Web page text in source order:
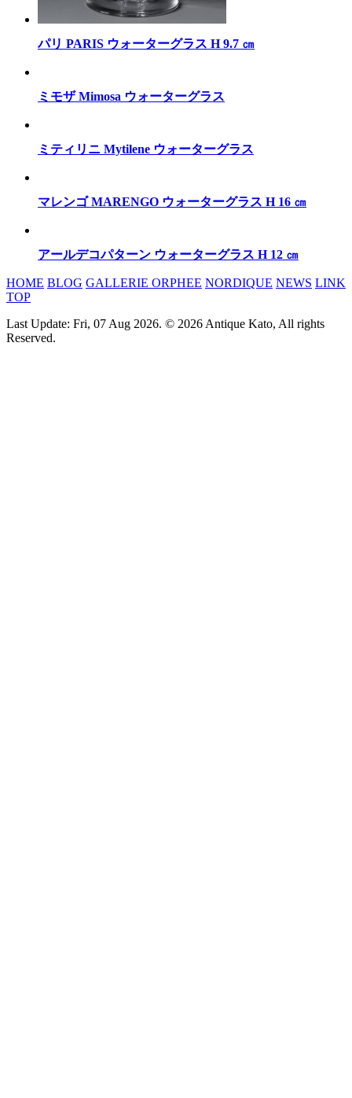
パリ PARIS ウォーターグラス H 9.7 ㎝
ミモザ Mimosa ウォーターグラス
ミティリニ Mytilene ウォーターグラス
マレンゴ MARENGO ウォーターグラス H 16 ㎝
アールデコパターン ウォーターグラス H 12 ㎝
HOME BLOG GALLERIE ORPHEE NORDIQUE NEWS LINK
TOP
Last Update: Fri, 07 Aug 2026. © 2026 Antique Kato, All rights
Reserved.